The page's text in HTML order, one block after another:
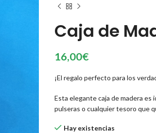
Caja de
16,00€
¡El regalo perfecto para los
Esta elegante caja de madera es
pulseras o cualquier tesoro que
Hay existencias